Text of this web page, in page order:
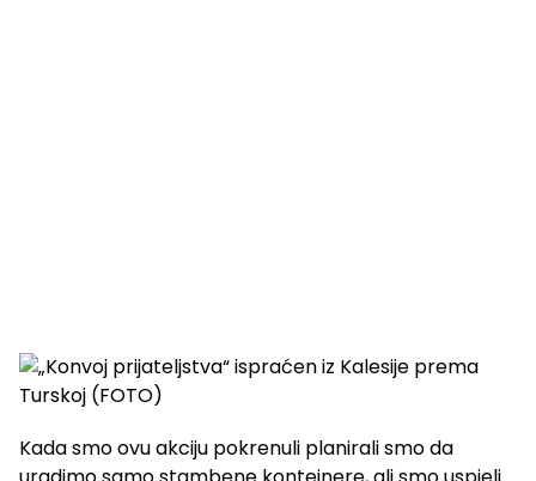
Kada smo ovu akciju pokrenuli planirali smo da